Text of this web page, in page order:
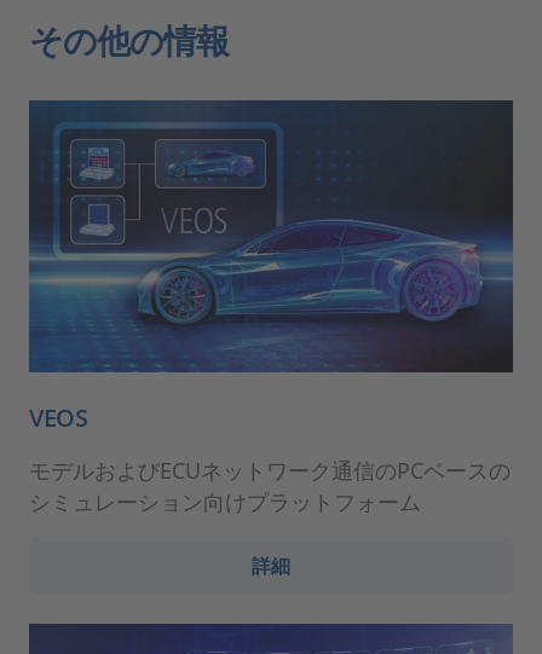
その他の情報
VEOS
モデルおよびECUネットワーク通信のPCベースの
シミュレーション向けプラットフォーム
詳細